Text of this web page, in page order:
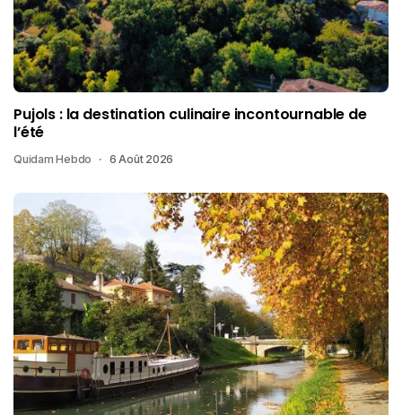
Pujols : la destination culinaire incontournable de
l’été
Quidam Hebdo 6 Août 2026